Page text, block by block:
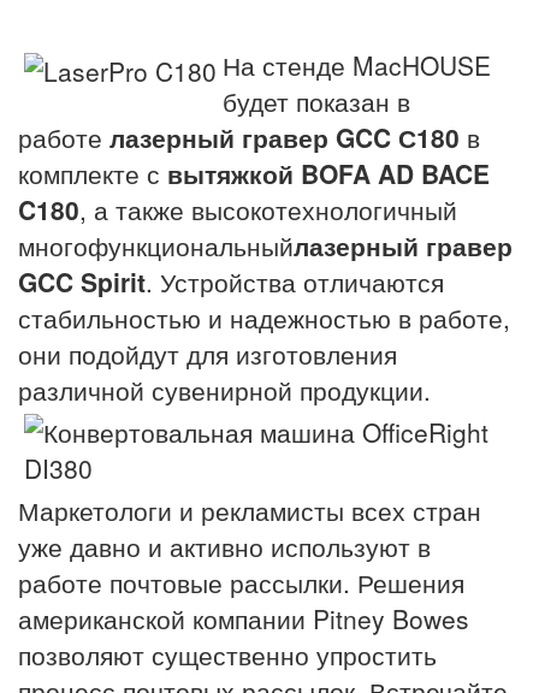
На стенде MacHOUSE
будет показан в
работе лазерный гравер GCC С180 в
комплекте с вытяжкой BOFA AD BACE
C180, а также высокотехнологичный
многофункциональныйлазерный гравер
GCC Spirit. Устройства отличаются
стабильностью и надежностью в работе,
они подойдут для изготовления
различной сувенирной продукции.
Маркетологи и рекламисты всех стран
уже давно и активно используют в
работе почтовые рассылки. Решения
американской компании Pitney Bowes
позволяют существенно упростить